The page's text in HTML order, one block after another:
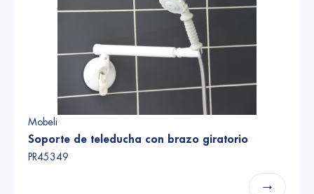
Mobeli
Soporte de teleducha con brazo giratorio
PR45349
→